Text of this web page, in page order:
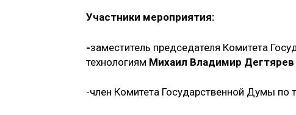
Участники мероприятия:
-заместитель председателя Комитета
технологиям Михаил Владимир Дегтярев
-член Комитета Государственной Думы по